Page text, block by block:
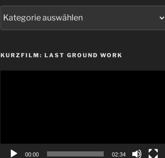
KURZFILM: LAST GROUND WORK
00:00 02:34